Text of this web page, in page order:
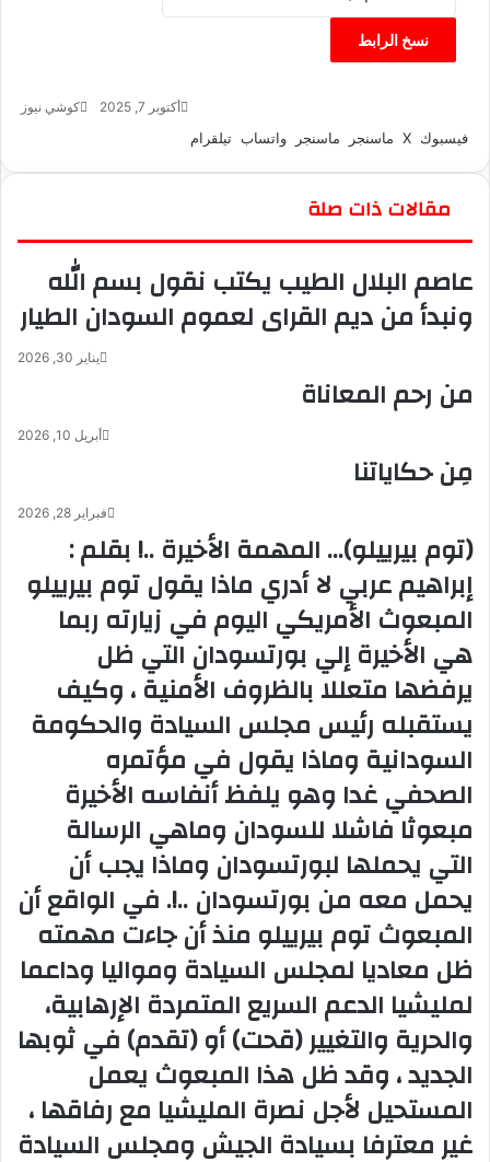
نسخ الرابط
كوشي نيوز
ل
أكتوبر 7, 2025
فيسبوك ‫X ماسنجر ماسنجر واتساب تيلقرام
مقالات ذات صلة
عاصم البلال الطيب يكتب نقول بسم الله
ونبدأ من ديم القراى لعموم السودان الطيار
يناير 30, 2026
من رحم المعاناة
أبريل 10, 2026
مِن حكاياتنا
فبراير 28, 2026
(توم بيرييلو)… المهمة الأخيرة ..! بقلم :
إبراهيم عربي لا أدري ماذا يقول توم بيرييلو
المبعوث الأمريكي اليوم في زيارته ربما
هي الأخيرة إلي بورتسودان التي ظل
يرفضها متعللا بالظروف الأمنية ، وكيف
يستقبله رئيس مجلس السيادة والحكومة
السودانية وماذا يقول في مؤتمره
الصحفي غدا وهو يلفظ أنفاسه الأخيرة
مبعوثا فاشلا للسودان وماهي الرسالة
التي يحملها لبورتسودان وماذا يجب أن
يحمل معه من بورتسودان ..!. في الواقع أن
المبعوث توم بيرييلو منذ أن جاءت مهمته
ظل معاديا لمجلس السيادة ومواليا وداعما
لمليشيا الدعم السريع المتمردة الإرهابية،
والحرية والتغيير (قحت) أو (تقدم) في ثوبها
الجديد ، وقد ظل هذا المبعوث يعمل
المستحيل لأجل نصرة المليشيا مع رفاقها ،
غير معترفا بسيادة الجيش ومجلس السيادة